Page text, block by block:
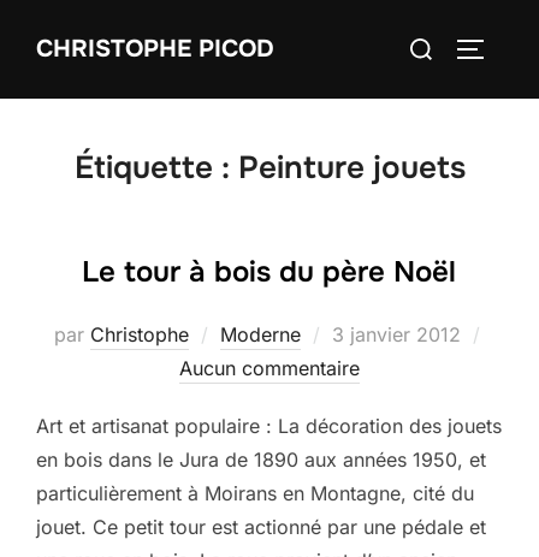
CHRISTOPHE PICOD Rechercher :
Étiquette : Peinture jouets
Le tour à bois du père Noël
par Christophe Moderne
Publié
le
3 janvier 2012
Aucun commentaire
Art et artisanat populaire : La décoration des jouets
en bois dans le Jura de 1890 aux années 1950, et
particulièrement à Moirans en Montagne, cité du
jouet. Ce petit tour est actionné par une pédale et